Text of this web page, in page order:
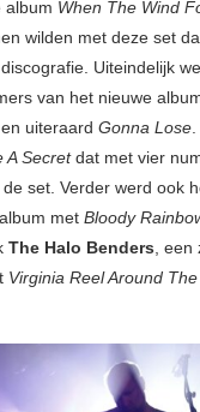
album When The Wind
wilden met deze set
Uiteindelijk
van het nieuwe
en uiteraard Gonna Lose
A Secretdat met vier
set. Verder werd ook
met Bloody
The Halo Benders ,
Virginia Reel Around